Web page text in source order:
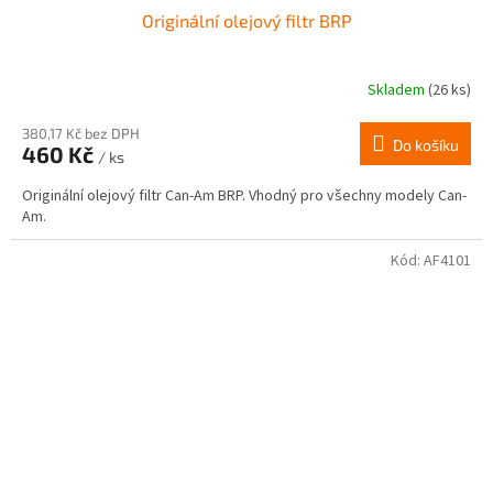
Originální olejový filtr BRP
Skladem (26 ks)
380,17 Kč bez DPH
460 Kč / ks
Do košíku
Originální olejový filtr Can-Am BRP. Vhodný pro všechny modely Can-
Am.
Kód: AF4101